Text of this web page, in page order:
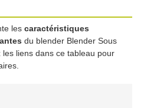
les caractéristiques
du blender Blender Sous
liens dans ce tableau pour